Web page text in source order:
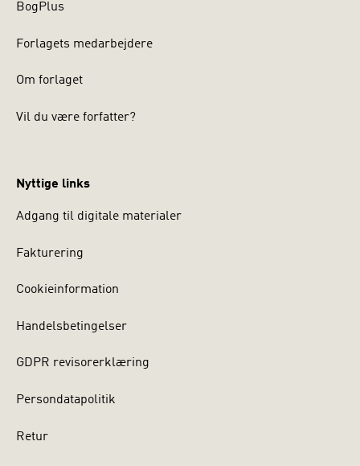
BogPlus
Forlagets medarbejdere
Om forlaget
Vil du være forfatter?
Nyttige links
Adgang til digitale materialer
Fakturering
Cookieinformation
Handelsbetingelser
GDPR revisorerklæring
Persondatapolitik
Retur